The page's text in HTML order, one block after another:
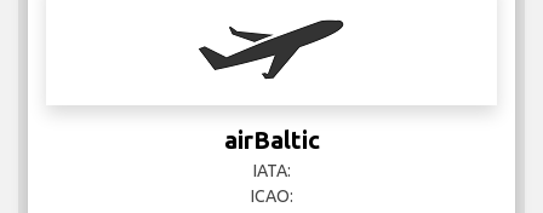
airBaltic
IATA:
ICAO: